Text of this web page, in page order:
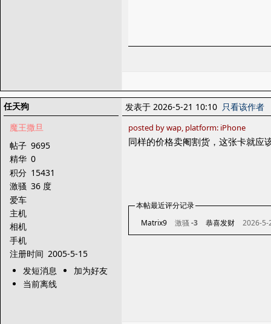
任天狗
魔王撒旦
帖子 9695
精华 0
积分 15431
激骚 36 度
爱车
主机
相机
手机
注册时间 2005-5-15
发短消息
加为好友
当前离线
发表于 2026-5-21 10:10 只看该作者
posted by wap, platform: iPhone
同样的价格卖阉割货，这张卡就应
本帖最近评分记录
Matrix9
激骚 -3 恭喜发财 2026-5-